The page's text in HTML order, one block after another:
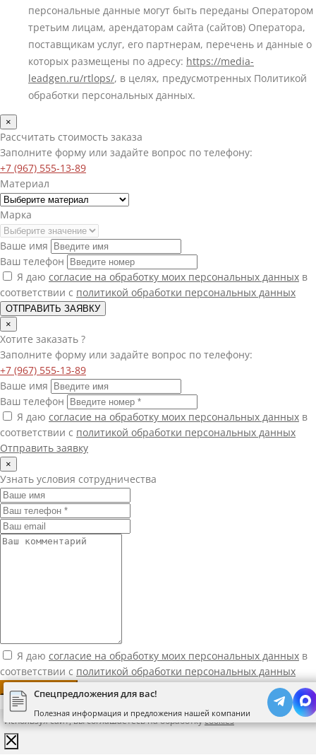
персональные данные могут быть переданы Оператором
третьим лицам, арендаторам сайта (сайтов) Оператора,
поставщикам услуг, его партнерам, перечень и данные о
которых размещены по адресу: https://media-
leadgen.ru/rtlops/, в целях, предусмотренных Политикой
обработки персональных данных.
Спецпредложения для вас!
Полезная информация и предложения нашей компании
×
Рассчитать стоимость заказа
Заполните форму или задайте вопрос по телефону:
+7 (967) 555-13-89
Материал
Марка
Ваше имя
Ваш телефон
Я даю согласие на обработку моих персональных данных в
соответствии с политикой обработки персональных данных
ОТПРАВИТЬ ЗАЯВКУ
×
Хотите заказать ?
Заполните форму или задайте вопрос по телефону:
+7 (967) 555-13-89
Ваше имя
Ваш телефон
Я даю согласие на обработку моих персональных данных в
соответствии с политикой обработки персональных данных
Отправить заявку
×
Узнать условия сотрудничества
Я даю согласие на обработку моих персональных данных в
соответствии с политикой обработки персональных данных
Используя сайт, вы соглашаетесь на обработкуcookies